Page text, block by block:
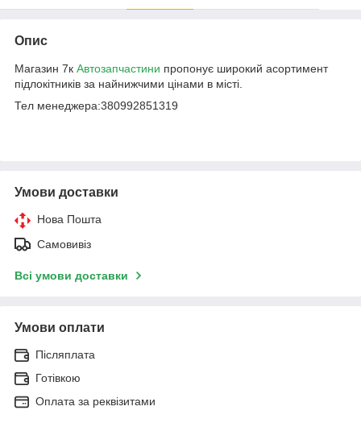
Опис
Магазин 7к Автозапчастини пропонує широкий асортимент
підлокітників за найнижчими цінами в місті.
Тел менеджера:380992851319
Умови доставки
Нова Пошта
Самовивіз
Всі умови доставки
Умови оплати
Післяплата
Готівкою
Оплата за реквізитами